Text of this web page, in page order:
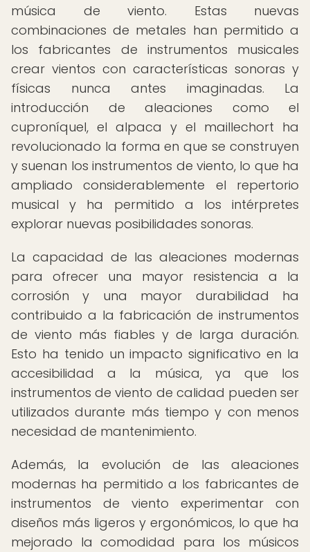
música de viento. Estas nuevas
combinaciones de metales han permitido a
los fabricantes de instrumentos musicales
crear vientos con características sonoras y
físicas nunca antes imaginadas. La
introducción de aleaciones como el
cuproníquel, el alpaca y el maillechort ha
revolucionado la forma en que se construyen
y suenan los instrumentos de viento, lo que ha
ampliado considerablemente el repertorio
musical y ha permitido a los intérpretes
explorar nuevas posibilidades sonoras.
La capacidad de las aleaciones modernas
para ofrecer una mayor resistencia a la
corrosión y una mayor durabilidad ha
contribuido a la fabricación de instrumentos
de viento más fiables y de larga duración.
Esto ha tenido un impacto significativo en la
accesibilidad a la música, ya que los
instrumentos de viento de calidad pueden ser
utilizados durante más tiempo y con menos
necesidad de mantenimiento.
Además, la evolución de las aleaciones
modernas ha permitido a los fabricantes de
instrumentos de viento experimentar con
diseños más ligeros y ergonómicos, lo que ha
mejorado la comodidad para los músicos